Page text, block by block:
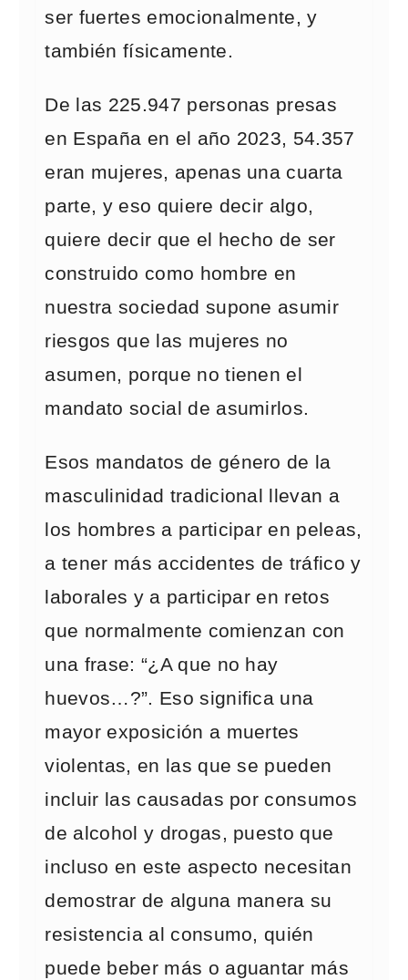
ser fuertes emocionalmente, y
también físicamente.
De las 225.947 personas presas
en España en el año 2023, 54.357
eran mujeres, apenas una cuarta
parte, y eso quiere decir algo,
quiere decir que el hecho de ser
construido como hombre en
nuestra sociedad supone asumir
riesgos que las mujeres no
asumen, porque no tienen el
mandato social de asumirlos.
Esos mandatos de género de la
masculinidad tradicional llevan a
los hombres a participar en peleas,
a tener más accidentes de tráfico y
laborales y a participar en retos
que normalmente comienzan con
una frase: “¿A que no hay
huevos…?”. Eso significa una
mayor exposición a muertes
violentas, en las que se pueden
incluir las causadas por consumos
de alcohol y drogas, puesto que
incluso en este aspecto necesitan
demostrar de alguna manera su
resistencia al consumo, quién
puede beber más o aguantar más